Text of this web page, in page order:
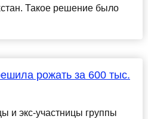
Такое решение было
рожать за 600 тыс.
и экс-участницы группы